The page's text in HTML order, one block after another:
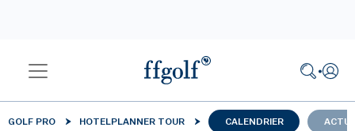
GOLF PRO HOTELPLANNER TOUR CALENDRIER